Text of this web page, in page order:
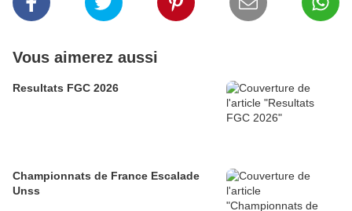
Vous aimerez aussi
Resultats FGC 2026
Championnats de France Escalade
Unss